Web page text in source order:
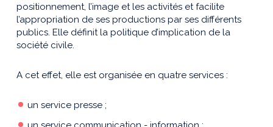
positionnement, l’image et les activités et facilite
l’appropriation de ses productions par ses différents
publics. Elle définit la politique d’implication de la
société civile.
A cet effet, elle est organisée en quatre services :
un service presse ;